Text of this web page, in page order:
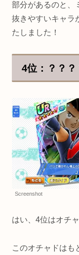
部分があるのと、
抜きやすいキャラ
たしました！
4位：？？？
Screenshot
はい、4位はオチ
このオチャドはも